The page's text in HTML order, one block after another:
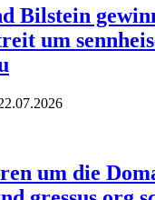
Bilstein
um
um die